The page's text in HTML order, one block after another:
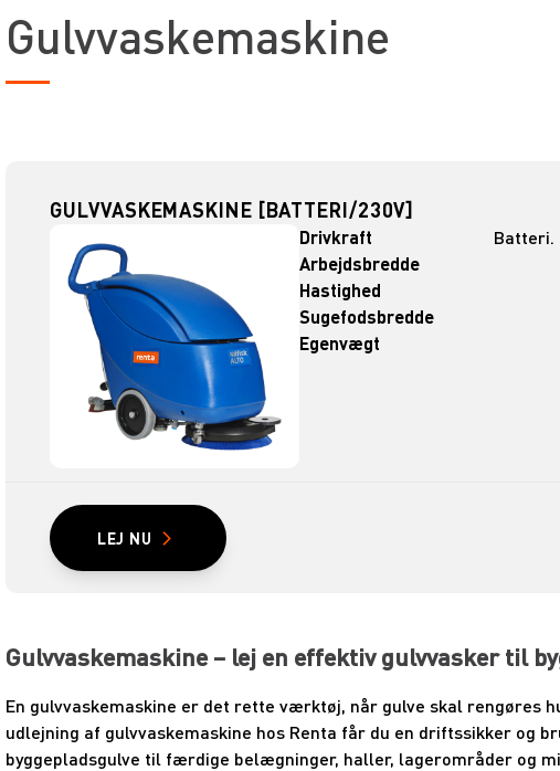
Gulvvaskemaskine
GULVVASKEMASKINE [BATTERI/230V]
Drivkraft
Batteri.
Arbejdsbredde
Hastighed
Sugefodsbredde
Egenvægt
LEJ NU
Gulvvaskemaskine – lej en effektiv gulvvasker til
En gulvvaskemaskine er det rette værktøj, når gulve skal rengøres
udlejning af gulvvaskemaskine hos Renta får du en driftssikker og
byggepladsgulve til færdige belægninger, haller, lagerområder og